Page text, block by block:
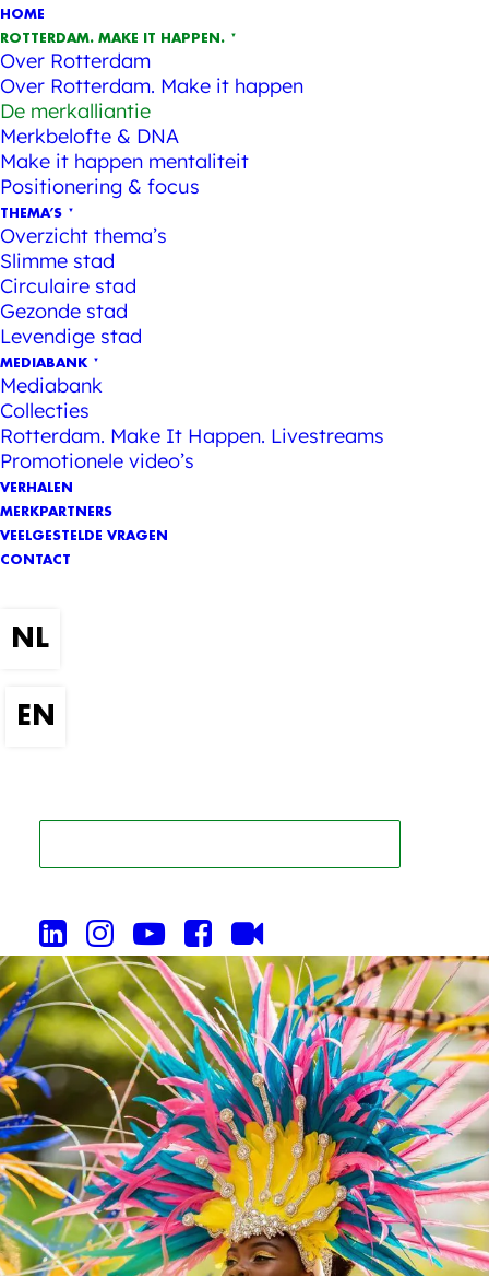
HOME
ROTTERDAM. MAKE IT HAPPEN.
Over Rotterdam
Over Rotterdam. Make it happen
De merkalliantie
Merkbelofte & DNA
Make it happen mentaliteit
Positionering & focus
THEMA’S
Overzicht thema’s
Slimme stad
Circulaire stad
Gezonde stad
Levendige stad
MEDIABANK
Mediabank
Collecties
Rotterdam. Make It Happen. Livestreams
Promotionele video’s
VERHALEN
MERKPARTNERS
VEELGESTELDE VRAGEN
CONTACT